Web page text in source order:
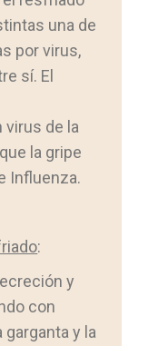
una de
por virus,
sí. El
de la
la gripe
Influenza.
:
y
con
y la